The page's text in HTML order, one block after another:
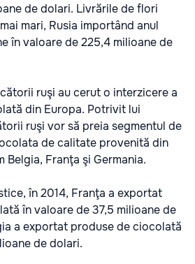
de dolari. Livrările de flori
mari, Rusia importând anul
în valoare de 225,4 milioane de
ruşi au cerut o interzicere a
din Europa. Potrivit lui
ruşi vor să preia segmentul de
de calitate provenită din
Belgia, Franţa şi Germania.
în 2014, Franţa a exportat
în valoare de 37,5 milioane de
a exportat produse de ciocolată
de dolari.